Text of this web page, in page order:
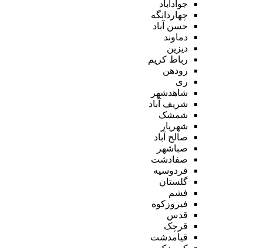
جوادآباد
چهاردانگه
حسن آباد
دماوند
دیزین
رباط کریم
رودهن
ری
شاهدشهر
شریف آباد
شمشک
شهریار
صالح آباد
صباشهر
صفادشت
فردوسیه
گلستان
فشم
فیروزکوه
قدس
قرچک
قیامدشت